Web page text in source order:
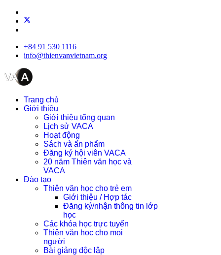
+84 91 530 1116
info@thienvanvietnam.org
Trang chủ
Giới thiệu
Giới thiệu tổng quan
Lịch sử VACA
Hoạt động
Sách và ấn phẩm
Đăng ký hội viên VACA
20 năm Thiên văn học và
VACA
Đào tạo
Thiên văn học cho trẻ em
Giới thiệu / Hợp tác
Đăng ký/nhận thông tin lớp
học
Các khóa học trực tuyến
Thiên văn học cho mọi
người
Bài giảng độc lập